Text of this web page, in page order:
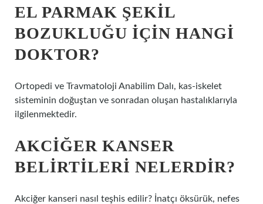
EL PARMAK ŞEKIL
BOZUKLUĞU IÇIN HANGI
DOKTOR?
Ortopedi ve Travmatoloji Anabilim Dalı, kas-iskelet
sisteminin doğuştan ve sonradan oluşan hastalıklarıyla
ilgilenmektedir.
AKCIĞER KANSER
BELIRTILERI NELERDIR?
Akciğer kanseri nasıl teşhis edilir? İnatçı öksürük, nefes